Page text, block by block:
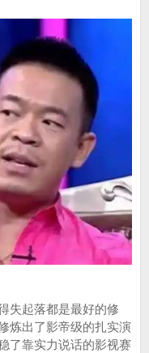
失起落都是最好的修
炼出了影帝级的扎实演
了靠实力说话的影视赛